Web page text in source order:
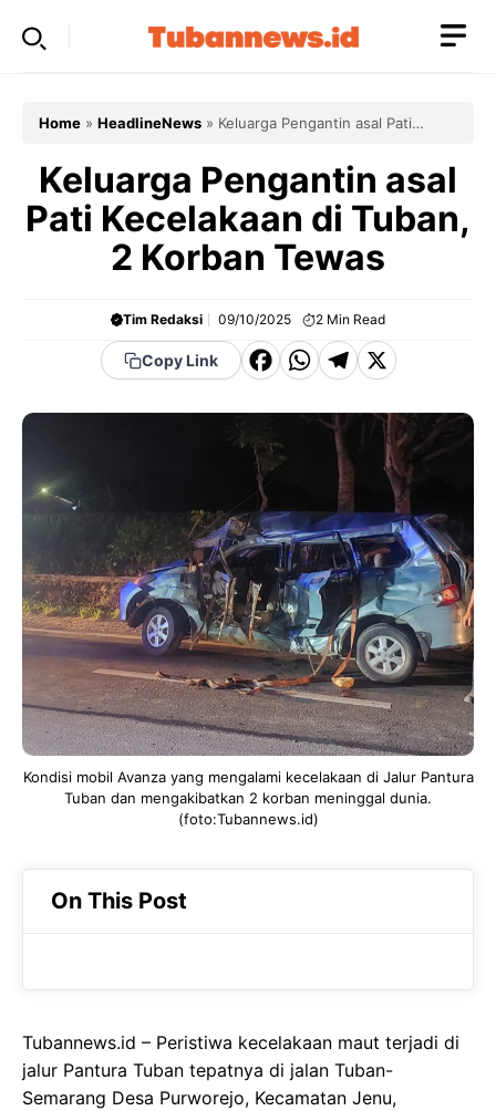
Home » HeadlineNews » Keluarga Pengantin asal Pati
Keluarga Pengantin asal
Pati Kecelakaan di Tuban,
2 Korban Tewas
Tim Redaksi 09/10/2025 2 Min Read
Copy Link
F
c
e
b
o
o
k
W
s
A
p
p
T
e
g
r
a
m
X
Kondisi mobil Avanza yang mengalami kecelakaan di Jalur Pantura
Tuban dan mengakibatkan 2 korban meninggal dunia.
(foto:Tubannews.id)
On This Post
Tubannews.id – Peristiwa kecelakaan maut terjadi di
jalur Pantura Tuban tepatnya di jalan Tuban-
Semarang Desa Purworejo, Kecamatan Jenu,